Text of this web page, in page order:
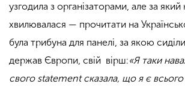
узгодила з організаторами, але за
хвилювалася — прочитати на
була трибуна для панелі, за якою
держав Європи, свій вірш:«Ятаки
свого statement сказала, що я є